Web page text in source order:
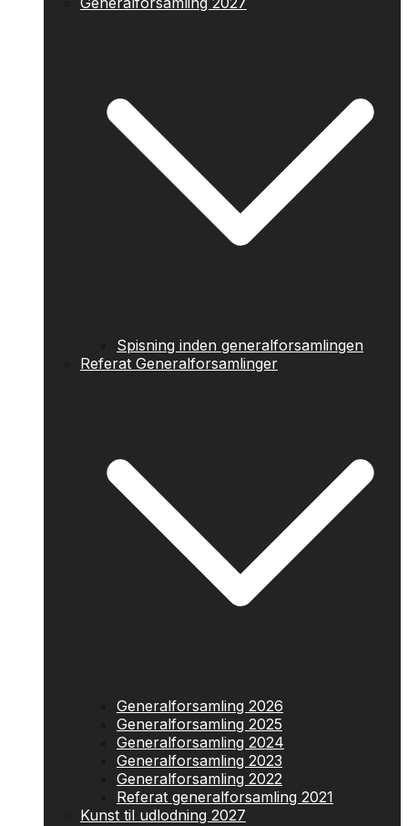
Spisning inden generalforsamlingen
Referat Generalforsamlinger
Generalforsamling 2026
Generalforsamling 2025
Generalforsamling 2024
Generalforsamling 2023
Generalforsamling 2022
Referat generalforsamling 2021
Kunst til udlodning 2027